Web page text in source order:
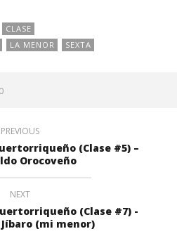
CLASE
LA MENOR SEXTA
0
PREVIOUS
(Clase #5) –
Orocoveño
NEXT
(Clase #7) -
(mi menor)